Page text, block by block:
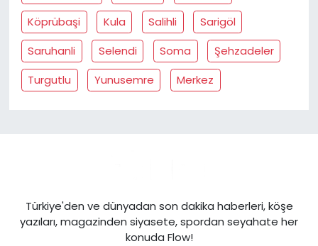
Köprübaşi
Kula Salihli
Sarigöl
Saruhanli
Selendi Soma
Şehzadeler
Turgutlu
Yunusemre Merkez
Türkiye'den ve dünyadan son dakika haberleri, köşe
yazıları, magazinden siyasete, spordan seyahate her
konuda Flow!